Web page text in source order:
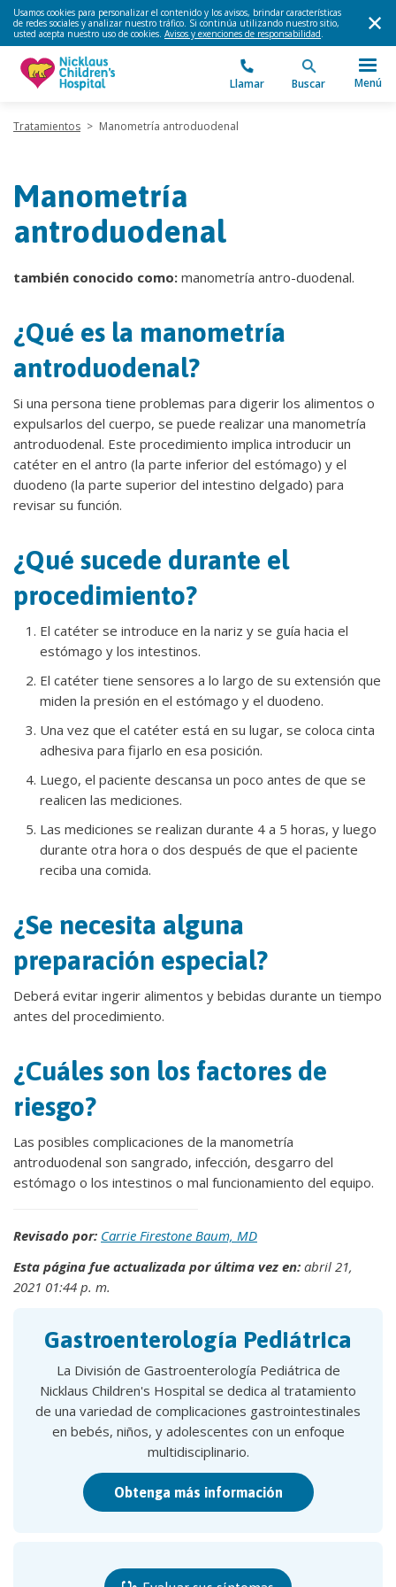
Usamos cookies para personalizar el contenido y los avisos, brindar características
de redes sociales y analizar nuestro tráfico. Si continúa utilizando nuestro sitio,
usted acepta nuestro uso de cookies. Avisos y exenciones de responsabilidad.
Llamar Buscar Menú
Tratamientos > Manometría antroduodenal
Manometría
antroduodenal
también conocido como: manometría antro-duodenal.
¿Qué es la manometría
antroduodenal?
Si una persona tiene problemas para digerir los alimentos o
expulsarlos del cuerpo, se puede realizar una manometría
antroduodenal. Este procedimiento implica introducir un
catéter en el antro (la parte inferior del estómago) y el
duodeno (la parte superior del intestino delgado) para
revisar su función.
¿Qué sucede durante el
procedimiento?
El catéter se introduce en la nariz y se guía hacia el
estómago y los intestinos.
El catéter tiene sensores a lo largo de su extensión que
miden la presión en el estómago y el duodeno.
Una vez que el catéter está en su lugar, se coloca cinta
adhesiva para fijarlo en esa posición.
Luego, el paciente descansa un poco antes de que se
realicen las mediciones.
Las mediciones se realizan durante 4 a 5 horas, y luego
durante otra hora o dos después de que el paciente
reciba una comida.
¿Se necesita alguna
preparación especial?
Deberá evitar ingerir alimentos y bebidas durante un tiempo
antes del procedimiento.
¿Cuáles son los factores de
riesgo?
Las posibles complicaciones de la manometría
antroduodenal son sangrado, infección, desgarro del
estómago o los intestinos o mal funcionamiento del equipo.
Revisado por: Carrie Firestone Baum, MD
Esta página fue actualizada por última vez en: abril 21,
2021 01:44 p. m.
Gastroenterología Pediátrica
La División de Gastroenterología Pediátrica de
Nicklaus Children's Hospital se dedica al tratamiento
de una variedad de complicaciones gastrointestinales
en bebés, niños, y adolescentes con un enfoque
multidisciplinario.
Obtenga más información